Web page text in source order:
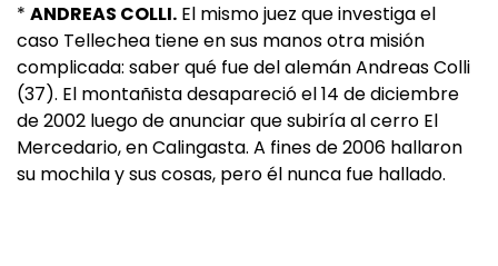
* ANDREAS COLLI. El mismo juez que investiga el
caso Tellechea tiene en sus manos otra misión
complicada: saber qué fue del alemán Andreas Colli
(37). El montañista desapareció el 14 de diciembre
de 2002 luego de anunciar que subiría al cerro El
Mercedario, en Calingasta. A fines de 2006 hallaron
su mochila y sus cosas, pero él nunca fue hallado.